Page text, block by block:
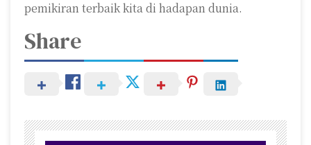
pemikiran terbaik kita di hadapan dunia.
Share